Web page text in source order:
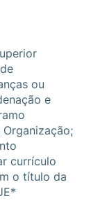
ou
e
currículo
o título da